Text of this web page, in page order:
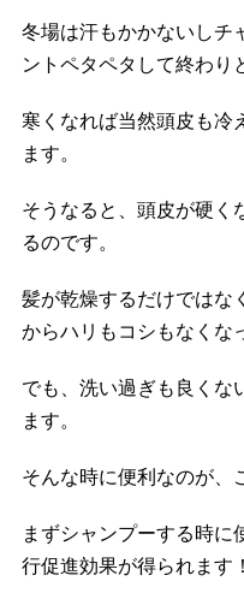
冬場は汗もかかないしチ
ントペタペタして終わり
寒くなれば当然頭皮も冷
ます。
そうなると、頭皮が硬く
るのです。
髪が乾燥するだけではな
からハリもコシもなくな
でも、洗い過ぎも良くな
ます。
そんな時に便利なのが、
まずシャンプーする時に
行促進効果が得られます！